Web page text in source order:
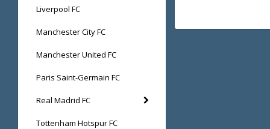
Liverpool FC
Manchester City FC
Manchester United FC
Paris Saint-Germain FC
Real Madrid FC
Tottenham Hotspur FC